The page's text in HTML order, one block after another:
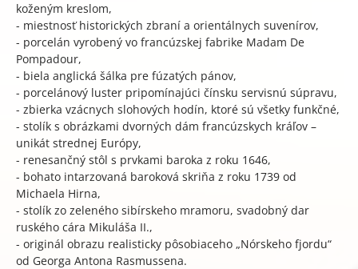
koženým kreslom,
- miestnosť historických zbraní a orientálnych suvenírov,
- porcelán vyrobený vo francúzskej fabrike Madam De
Pompadour,
- biela anglická šálka pre fúzatých pánov,
- porcelánový luster pripomínajúci čínsku servisnú súpravu,
- zbierka vzácnych slohových hodín, ktoré sú všetky funkčné,
- stolík s obrázkami dvorných dám francúzskych kráľov –
unikát strednej Európy,
- renesančný stôl s prvkami baroka z roku 1646,
- bohato intarzovaná baroková skriňa z roku 1739 od
Michaela Hirna,
- stolík zo zeleného sibírskeho mramoru, svadobný dar
ruského cára Mikuláša II.,
- originál obrazu realisticky pôsobiaceho „Nórskeho fjordu“
od Georga Antona Rasmussena.